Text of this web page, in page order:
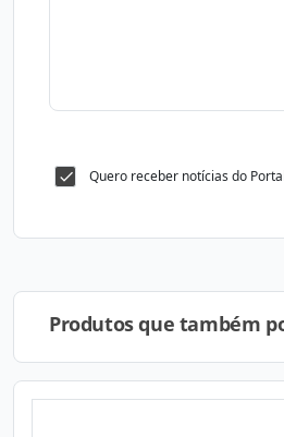
Quero receber notícias do
Produtos que também